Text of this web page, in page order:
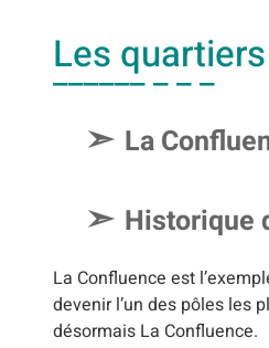
Les
La
Historique
La Confluence est
devenir l’un des pôles les
désormais La Confluence.